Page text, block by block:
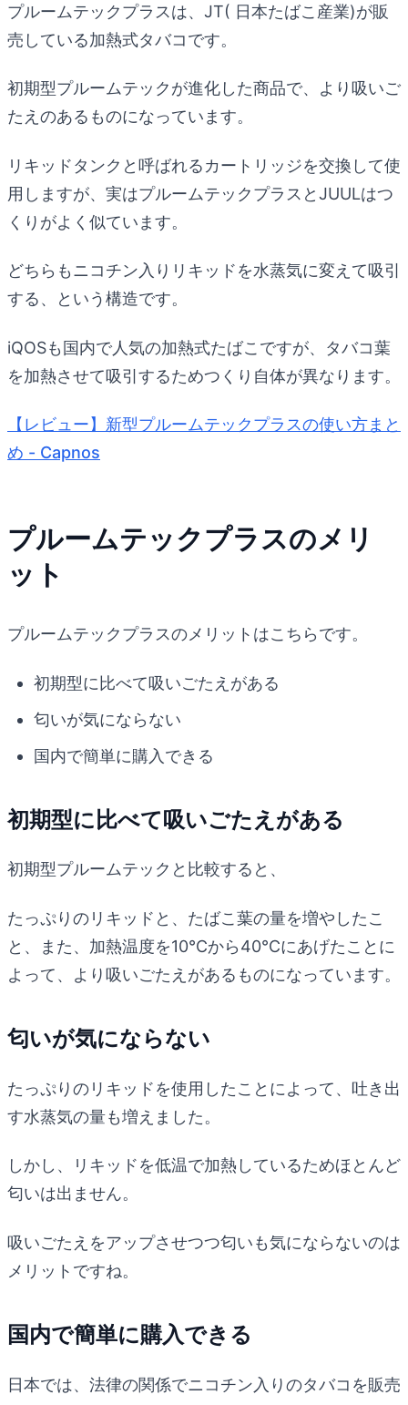
プルームテックプラスは、JT( 日本たばこ産業)が販
売している加熱式タバコです。
初期型プルームテックが進化した商品で、より吸いご
たえのあるものになっています。
リキッドタンクと呼ばれるカートリッジを交換して使
用しますが、実はプルームテックプラスとJUULはつ
くりがよく似ています。
どちらもニコチン入りリキッドを水蒸気に変えて吸引
する、という構造です。
iQOSも国内で人気の加熱式たばこですが、タバコ葉
を加熱させて吸引するためつくり自体が異なります。
【レビュー】新型プルームテックプラスの使い方まと
め - Capnos
プルームテックプラスのメリ
ット
プルームテックプラスのメリットはこちらです。
初期型に比べて吸いごたえがある
匂いが気にならない
国内で簡単に購入できる
初期型に比べて吸いごたえがある
初期型プルームテックと比較すると、
たっぷりのリキッドと、たばこ葉の量を増やしたこ
と、また、加熱温度を10℃から40℃にあげたことに
よって、より吸いごたえがあるものになっています。
匂いが気にならない
たっぷりのリキッドを使用したことによって、吐き出
す水蒸気の量も増えました。
しかし、リキッドを低温で加熱しているためほとんど
匂いは出ません。
吸いごたえをアップさせつつ匂いも気にならないのは
メリットですね。
国内で簡単に購入できる
日本では、法律の関係でニコチン入りのタバコを販売